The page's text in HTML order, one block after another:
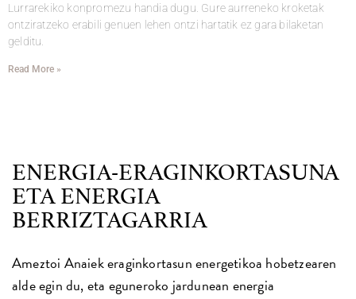
Lurrarekiko konpromezu handia dugu. Gure aurreneko kroketak
ontziratzeko erabili genuen lehen ontzi hartatik ez gara bilaketan
gelditu.
Read More »
ENERGIA-ERAGINKORTASUNA
ETA ENERGIA
BERRIZTAGARRIA
Ameztoi Anaiek eraginkortasun energetikoa hobetzearen
alde egin du, eta eguneroko jardunean energia